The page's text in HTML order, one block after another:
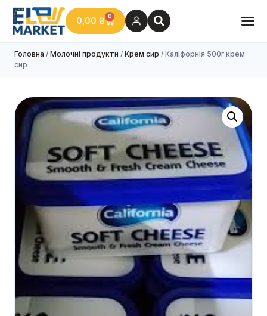
0,00 ₴ 0
Головна / Молочні продукти / Крем сир / Каліфорнія 500г крем
сир